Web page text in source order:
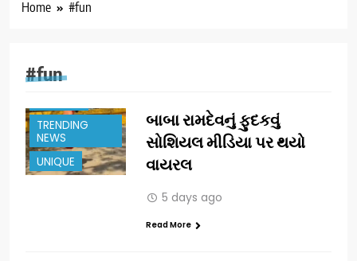
Home #fun
#fun
TRENDING
NEWS
UNIQUE
બાબા રામદેવનું ફુદકવું
સોશિયલ મીડિયા પર થયો
વાયરલ
5 days ago
Read More